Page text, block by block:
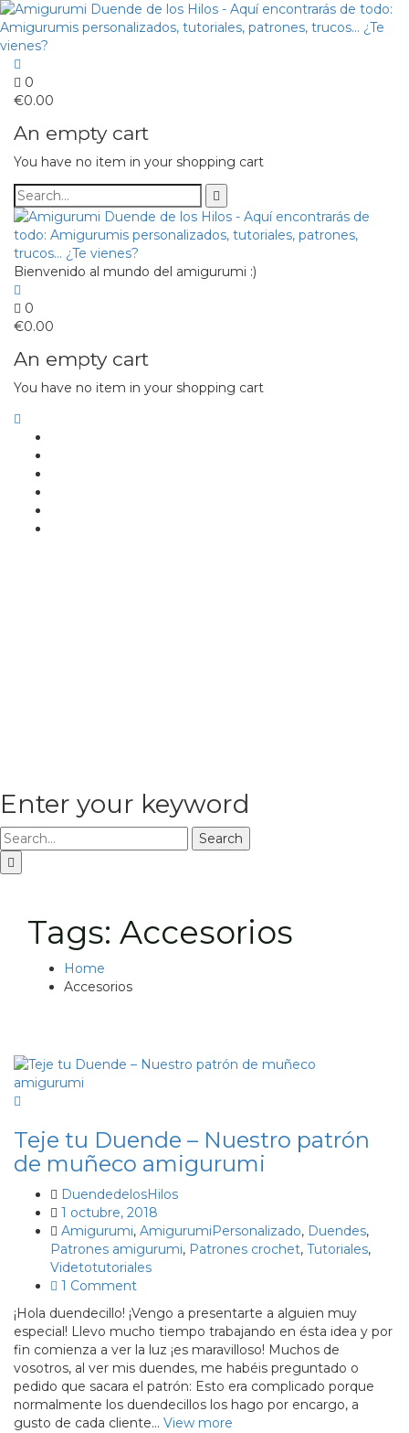
0
€0.00
An empty cart
You have no item in your shopping cart
Bienvenido al mundo del amigurumi :)
0
€0.00
An empty cart
You have no item in your shopping cart
Enter your keyword
Search
Tags: Accesorios
Home
Accesorios
Teje tu Duende – Nuestro patrón
de muñeco amigurumi
DuendedelosHilos
1 octubre, 2018
Amigurumi, AmigurumiPersonalizado, Duendes,
Patrones amigurumi, Patrones crochet, Tutoriales,
Videtotutoriales
1 Comment
¡Hola duendecillo! ¡Vengo a presentarte a alguien muy
especial! Llevo mucho tiempo trabajando en ésta idea y por
fin comienza a ver la luz ¡es maravilloso! Muchos de
vosotros, al ver mis duendes, me habéis preguntado o
pedido que sacara el patrón: Esto era complicado porque
normalmente los duendecillos los hago por encargo, a
gusto de cada cliente… View more